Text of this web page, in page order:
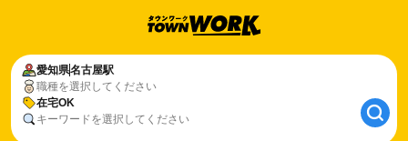
愛知県名古屋駅
職種を選択してください
在宅OK
キーワードを選択してください